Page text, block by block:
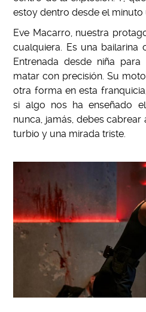
estoy dentro desde el minuto
Eve Macarro, nuestra
cualquiera. Es una bailarina
Entrenada desde niña
matar con precisión. Su
otra forma en esta
si algo nos ha enseñado
nunca, jamás, debes
turbio y una mirada triste.